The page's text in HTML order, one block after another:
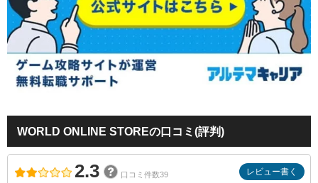
WORLD ONLINE STOREの口コミ(評判)
2.3 口コミ件数39 レビュー書く